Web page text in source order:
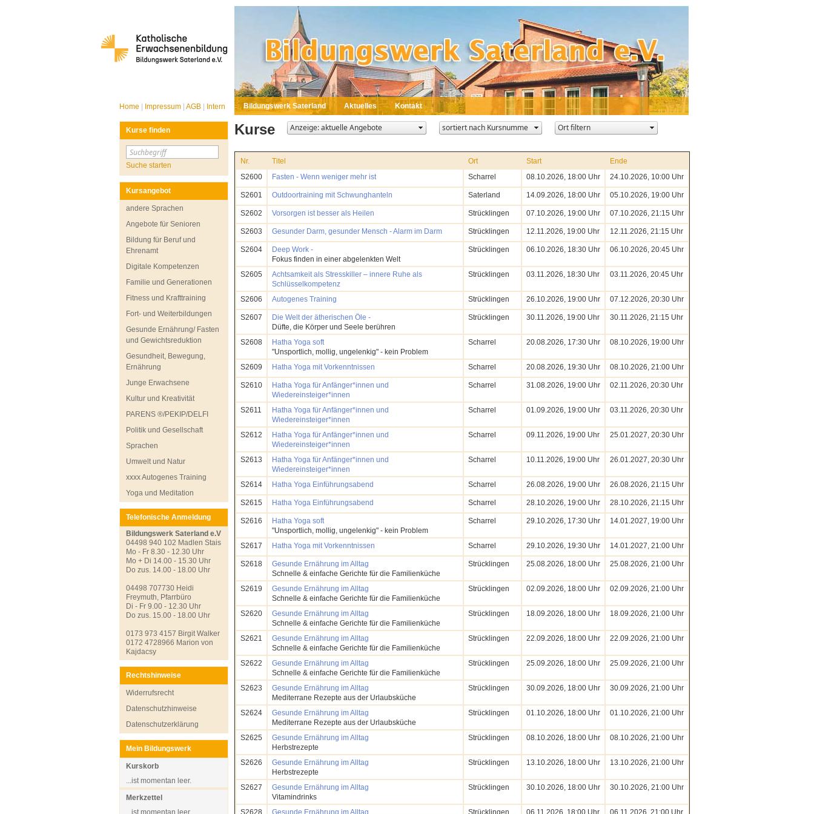
Home Impressum AGB Intern
Banner Kirche St. Peter
Banner Kirche St. Jakobus
Bildungswerk Saterland Aktuelles Kontakt
Kurse finden
Suche starten
Kursangebot
andere Sprachen
Angebote für Senioren
Bildung für Beruf und
Ehrenamt
Digitale Kompetenzen
Familie und Generationen
Fitness und Krafttraining
Fort- und Weiterbildungen
Gesunde Ernährung/ Fasten
und Gewichtsreduktion
Gesundheit, Bewegung,
Ernährung
Junge Erwachsene
Kultur und Kreativität
PARENS ®/PEKIP/DELFI
Politik und Gesellschaft
Sprachen
Umwelt und Natur
xxxx Autogenes Training
Yoga und Meditation
Telefonische Anmeldung
Bildungswerk Saterland e.V
04498 940 102 Madlen Stais
Mo - Fr 8.30 - 12.30 Uhr
Mo + Di 14.00 - 15.30 Uhr
Do zus. 14.00 - 18.00 Uhr
04498 707730 Heidi
Freymuth, Pfarrbüro
Di - Fr 9.00 - 12.30 Uhr
Do zus. 15.00 - 18.00 Uhr
0173 973 4157 Birgit Walker
0172 4728966 Marion von
Kajdacsy
Rechtshinweise
Widerrufsrecht
Datenschutzhinweise
Datenschutzerklärung
Mein Bildungswerk
Kurskorb
...ist momentan leer.
Merkzettel
...ist momentan leer.
Kurse
Nr. Titel Ort Start
Ende
S2600
Fasten - Wenn weniger mehr ist Scharrel 08.10.2026, 18:00 Uhr 24.10.2026, 10:00 Uhr
S2601 Outdoortraining mit Schwunghanteln Saterland 14.09.2026, 18:00 Uhr 05.10.2026, 19:00 Uhr
S2602 Vorsorgen ist besser als Heilen Strücklingen 07.10.2026, 19:00 Uhr 07.10.2026, 21:15 Uhr
S2603 Gesunder Darm, gesunder Mensch - Alarm im Darm Strücklingen 12.11.2026, 19:00 Uhr 12.11.2026, 21:15 Uhr
S2604
Deep Work -
Fokus finden in einer abgelenkten Welt
Strücklingen 06.10.2026, 18:30 Uhr 06.10.2026, 20:45 Uhr
S2605
Achtsamkeit als Stresskiller – innere Ruhe als
Schlüsselkompetenz
Strücklingen 03.11.2026, 18:30 Uhr 03.11.2026, 20:45 Uhr
S2606 Autogenes Training Strücklingen 26.10.2026, 19:00 Uhr 07.12.2026, 20:30 Uhr
S2607
Die Welt der ätherischen Öle -
Düfte, die Körper und Seele berühren
Strücklingen 30.11.2026, 19:00 Uhr 30.11.2026, 21:15 Uhr
S2608
Hatha Yoga soft
"Unsportlich, mollig, ungelenkig" - kein Problem
Scharrel 20.08.2026, 17:30 Uhr 08.10.2026, 19:00 Uhr
S2609 Hatha Yoga mit Vorkenntnissen Scharrel 20.08.2026, 19:30 Uhr 08.10.2026, 21:00 Uhr
S2610
Hatha Yoga für Anfänger*innen und
Wiedereinsteiger*innen
Scharrel 31.08.2026, 19:00 Uhr 02.11.2026, 20:30 Uhr
S2611
Hatha Yoga für Anfänger*innen und
Wiedereinsteiger*innen
Scharrel 01.09.2026, 19:00 Uhr 03.11.2026, 20:30 Uhr
S2612
Hatha Yoga für Anfänger*innen und
Wiedereinsteiger*innen
Scharrel 09.11.2026, 19:00 Uhr 25.01.2027, 20:30 Uhr
S2613
Hatha Yoga für Anfänger*innen und
Wiedereinsteiger*innen
Scharrel 10.11.2026, 19:00 Uhr 26.01.2027, 20:30 Uhr
S2614 Hatha Yoga Einführungsabend Scharrel 26.08.2026, 19:00 Uhr 26.08.2026, 21:15 Uhr
S2615 Hatha Yoga Einführungsabend Scharrel 28.10.2026, 19:00 Uhr 28.10.2026, 21:15 Uhr
S2616
Hatha Yoga soft
"Unsportlich, mollig, ungelenkig" - kein Problem
Scharrel 29.10.2026, 17:30 Uhr 14.01.2027, 19:00 Uhr
S2617 Hatha Yoga mit Vorkenntnissen Scharrel 29.10.2026, 19:30 Uhr 14.01.2027, 21:00 Uhr
S2618
Gesunde Ernährung im Alltag
Schnelle & einfache Gerichte für die Familienküche
Strücklingen 25.08.2026, 18:00 Uhr 25.08.2026, 21:00 Uhr
S2619
Gesunde Ernährung im Alltag
Schnelle & einfache Gerichte für die Familienküche
Strücklingen 02.09.2026, 18:00 Uhr 02.09.2026, 21:00 Uhr
S2620
Gesunde Ernährung im Alltag
Schnelle & einfache Gerichte für die Familienküche
Strücklingen 18.09.2026, 18:00 Uhr 18.09.2026, 21:00 Uhr
S2621
Gesunde Ernährung im Alltag
Schnelle & einfache Gerichte für die Familienküche
Strücklingen 22.09.2026, 18:00 Uhr 22.09.2026, 21:00 Uhr
S2622
Gesunde Ernährung im Alltag
Schnelle & einfache Gerichte für die Familienküche
Strücklingen 25.09.2026, 18:00 Uhr 25.09.2026, 21:00 Uhr
S2623
Gesunde Ernährung im Alltag
Mediterrane Rezepte aus der Urlaubsküche
Strücklingen 30.09.2026, 18:00 Uhr 30.09.2026, 21:00 Uhr
S2624
Gesunde Ernährung im Alltag
Mediterrane Rezepte aus der Urlaubsküche
Strücklingen 01.10.2026, 18:00 Uhr 01.10.2026, 21:00 Uhr
S2625
Gesunde Ernährung im Alltag
Herbstrezepte
Strücklingen 08.10.2026, 18:00 Uhr 08.10.2026, 21:00 Uhr
S2626
Gesunde Ernährung im Alltag
Herbstrezepte
Strücklingen 13.10.2026, 18:00 Uhr 13.10.2026, 21:00 Uhr
S2627
Gesunde Ernährung im Alltag
Vitamindrinks
Strücklingen 30.10.2026, 18:00 Uhr 30.10.2026, 21:00 Uhr
S2628 Gesunde Ernährung im Alltag Strücklingen 06.11.2026, 18:00 Uhr 06.11.2026, 21:00 Uhr